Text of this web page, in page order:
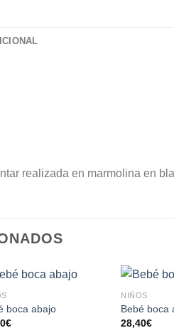
realizada en marmolina en
boca abajo
€
NIÑOS
Bebé boca
28,40€